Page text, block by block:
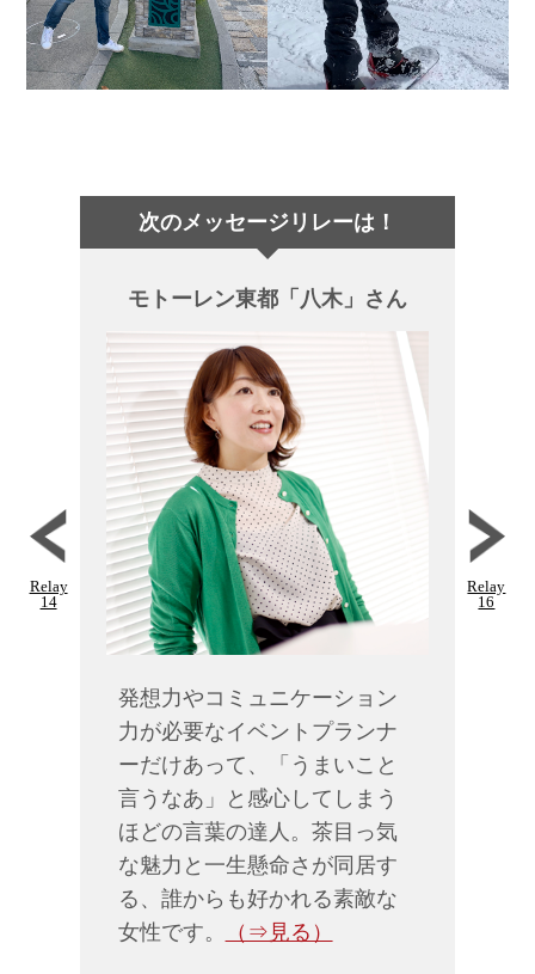
次のメッセージリレーは！
モトーレン東都「八木」さん
発想力やコミュニケーション
力が必要なイベントプランナ
ーだけあって、「うまいこと
言うなあ」と感心してしまう
ほどの言葉の達人。茶目っ気
な魅力と一生懸命さが同居す
る、誰からも好かれる素敵な
女性です。
（⇒見る）
Relay
14
Relay
16